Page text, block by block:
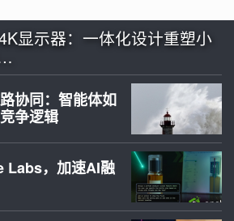
显示器：一体化设计重塑小
协同：智能体如
争逻辑
Labs，加速AI融